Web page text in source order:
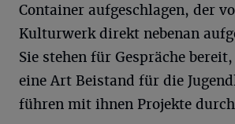
Container aufgeschlagen, der
Kulturwerk direkt nebenan
Sie stehen für Gespräche
eine Art Beistand für die
führen mit ihnen Projekte